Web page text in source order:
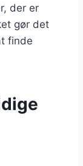
der er
gør det
finde